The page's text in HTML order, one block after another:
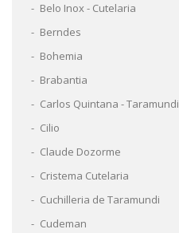
Belo Inox - Cutelaria
Berndes
Bohemia
Brabantia
Carlos Quintana - Taramundi
Cilio
Claude Dozorme
Cristema Cutelaria
Cuchilleria de Taramundi
Cudeman